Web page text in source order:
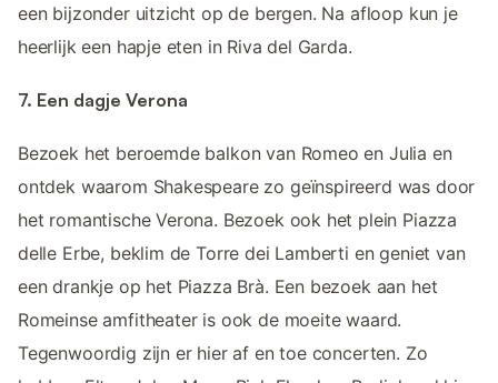
een bijzonder uitzicht op de bergen. Na afloop kun je
heerlijk een hapje eten in Riva del Garda.
7. Een dagje Verona
Bezoek het beroemde balkon van Romeo en Julia en
ontdek waarom Shakespeare zo geïnspireerd was door
het romantische Verona. Bezoek ook het plein Piazza
delle Erbe, beklim de Torre dei Lamberti en geniet van
een drankje op het Piazza Brà. Een bezoek aan het
Romeinse amfitheater is ook de moeite waard.
Tegenwoordig zijn er hier af en toe concerten. Zo